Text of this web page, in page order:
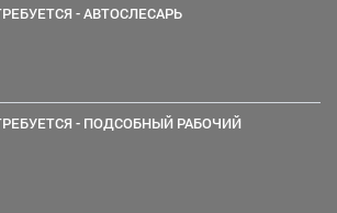
ТРЕБУЕТСЯ - АВТОСЛЕСАРЬ
ТРЕБУЕТСЯ - ПОДСОБНЫЙ РАБОЧИЙ